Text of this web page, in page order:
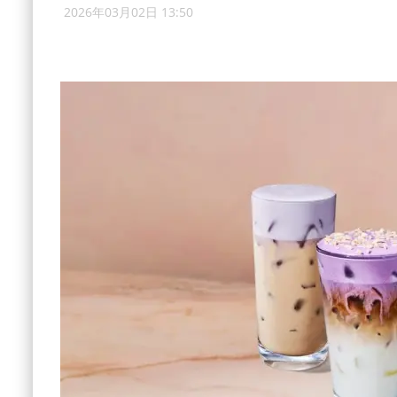
2026年03月02日 13:50